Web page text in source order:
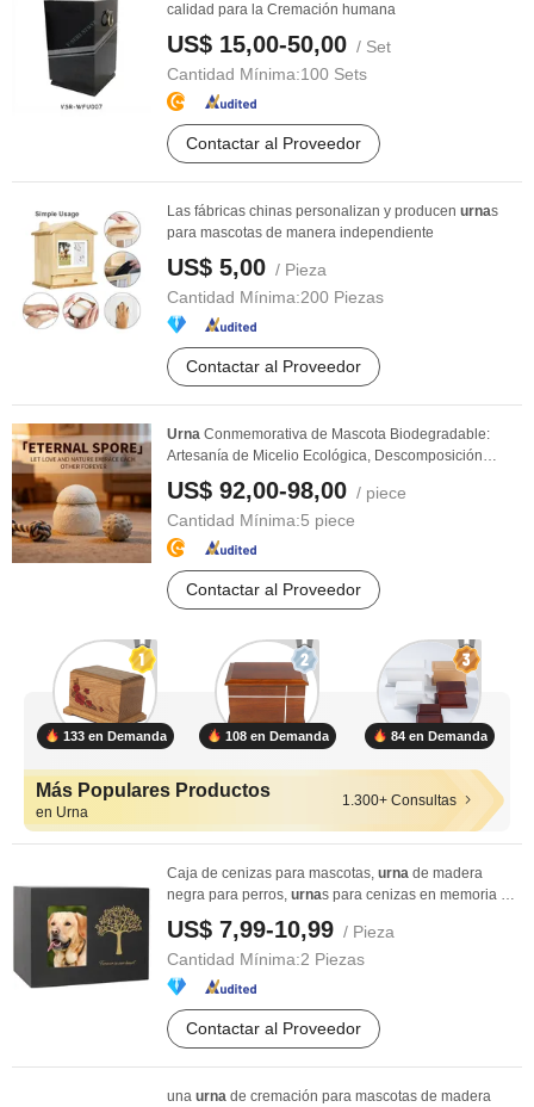
calidad para la Cremación humana
US$ 15,00-50,00 / Set
Cantidad Mínima:100 Sets
Contactar al Proveedor
Las fábricas chinas personalizan y producen urnas
para mascotas de manera independiente
US$ 5,00 / Pieza
Cantidad Mínima:200 Piezas
Contactar al Proveedor
Urna Conmemorativa de Mascota Biodegradable:
Artesanía de Micelio Ecológica, Descomposición
Natural ...
US$ 92,00-98,00 / piece
Cantidad Mínima:5 piece
Contactar al Proveedor
133 en Demanda 108 en Demanda 84 en Demanda
Más Populares Productos
en Urna
1.300+ Consultas
Caja de cenizas para mascotas, urna de madera
negra para perros, urnas para cenizas en memoria de
US$ 7,99-10,99 / Pieza
Cantidad Mínima:2 Piezas
Contactar al Proveedor
una urna de cremación para mascotas de madera